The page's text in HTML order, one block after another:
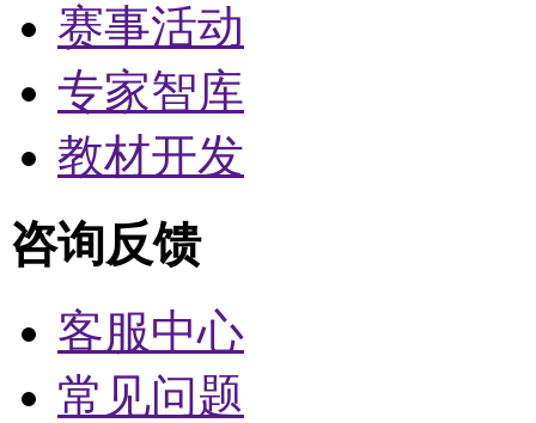
赛事活动
专家智库
教材开发
咨询反馈
客服中心
常见问题